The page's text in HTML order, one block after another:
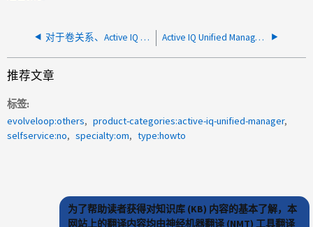
对于卷关系、Active IQ Unified Manager 的"滞后状态"是否显示警告或错误？ Active IQ Unified Manager Linux 升级失败，GPG 检查失败并删除现有安装
推荐文章
标签
evolveloop:others
product-categories:active-iq-unified-manager
selfservice:no
specialty:om type:howto
为了帮助读者获得对知识库 (KB) 内容的基本了解，本
网站上的翻译内容均由神经机器翻译 (NMT) 工具翻译